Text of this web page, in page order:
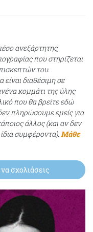
ανεξάρτητης,
που στηρίζεται
του.
διαθέσιμη σε
κομμάτι της ύλης
που θα βρείτε εδώ
πληρώσουμε εμείς για
άλλος (και αν δεν
συμφέροντα). Μάθε
σχολιάσεις